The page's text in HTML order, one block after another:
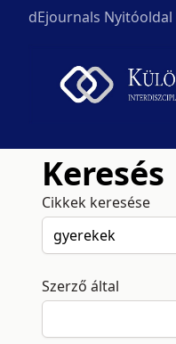
dEjournals Nyitóoldal
Keresés
Cikkek keresése
Szerző által